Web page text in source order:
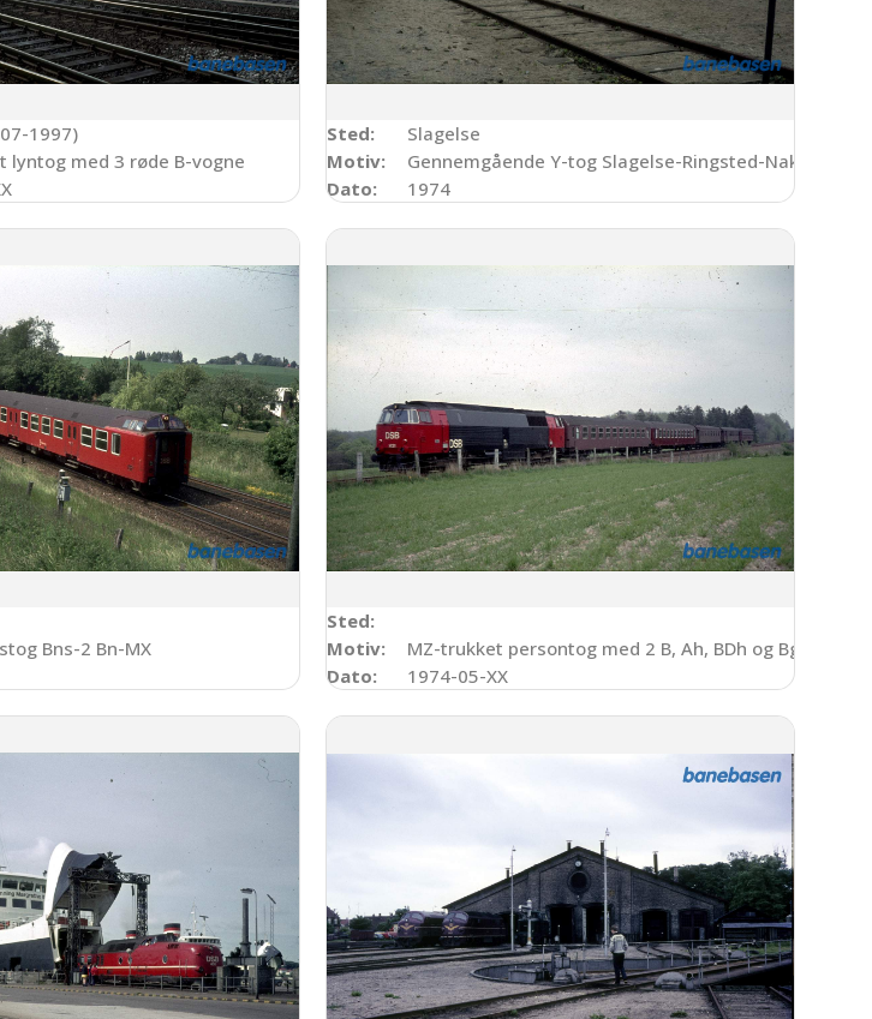
1997)
lyntog med 3 røde B-vogne
Sted:
Slagelse
Motiv:
Gennemgående Y-tog Slagelse-Ringsted-Nakskov
Dato:
1974
Bns-2 Bn-MX
Sted:
Motiv:
MZ-trukket persontog med 2 B, Ah, BDh og Bg
Dato:
1974-05-XX